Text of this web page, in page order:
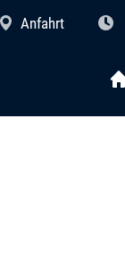
Anfahrt